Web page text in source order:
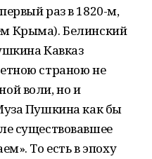
раз в 1820-м,
Крыма). Белинский
Кавказ
страною не
воли, но и
Пушкина как бы
существовавшее
То есть в эпоху